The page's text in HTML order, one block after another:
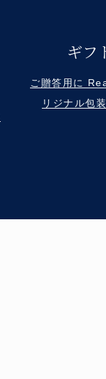
ギフ
ご贈答用に
リジナル包